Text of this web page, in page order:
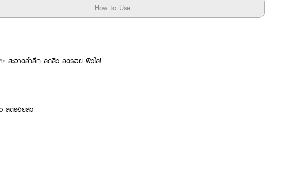
How to Use
สะอาดล้ำลึก ลดสิว ลดรอย ผิวใส!
ลดรอยสิว